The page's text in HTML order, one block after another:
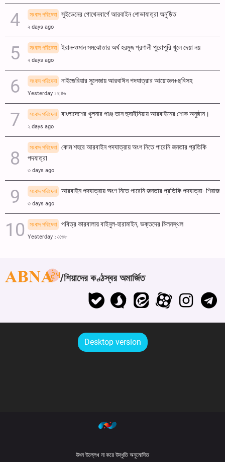
সংবাদ পরিষেবা সুইডেনের গোথেনবার্গে আরবাইন শোভাযাত্রা অনুষ্ঠিত
২ days ago
সংবাদ পরিষেবা ইরান-ওমান সমঝোতার অর্থ হরমুজ প্রণালী পুরোপুরি খুলে দেয়া নয়
২ days ago
সংবাদ পরিষেবা নাইজেরিয়ার সুলেজায় আরবাঈন পদযাত্রার আয়োজন+ছবিসহ
Yesterday ১২:৪৬
সংবাদ পরিষেবা বাংলাদেশের খুলনার পাঞ্জ-তান হুসাইনিয়ায় আরবাইনের শোক অনুষ্ঠান।
২ days ago
সংবাদ পরিষেবা
কোম শহরে আরবাইন পদযাত্রায় অংশ নিতে পারেনি জনতার প্রতিকি
পদযাত্রা
৩ days ago
সংবাদ পরিষেবা আরবাইন পদযাত্রায় অংশ নিতে পারেনি জনতার প্রতিকি পদযাত্রা- শিরাজ
৩ days ago
সংবাদ পরিষেবা পবিত্র কারবালায় বাইনুল-হারামাইন, ভক্তদের মিলনস্থল
Yesterday ১৩:৩৮
শিয়াদের কণ্ঠস্বর অমার্জিত
Desktop version
উৎস উল্লেখ না করে উদ্ধৃতি অনুমোদিত